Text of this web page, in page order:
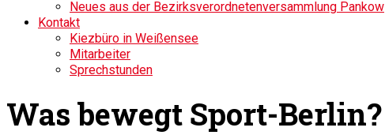
Neues aus der Bezirksverordnetenversammlung Pankow
Kontakt
Kiezbüro in Weißensee
Mitarbeiter
Sprechstunden
Was bewegt Sport-Berlin?